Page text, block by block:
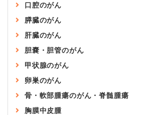
口腔のがん
膵臓のがん
肝臓のがん
胆嚢・胆管のがん
甲状腺のがん
卵巣のがん
骨・軟部腫瘍のがん・脊髄腫瘍
胸膜中皮腫